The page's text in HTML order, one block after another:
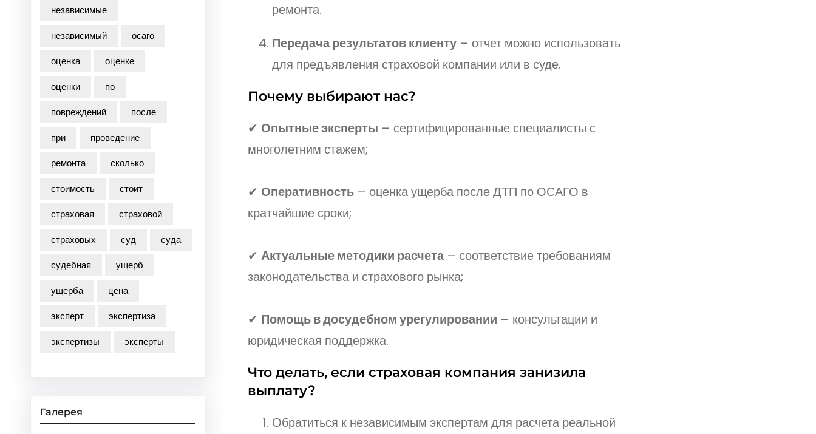
независимые
независимый
осаго
оценка
оценке
оценки
по
повреждений
после
при
проведение
ремонта
сколько
стоимость
стоит
страховая
страховой
страховых
суд
суда
судебная
ущерб
ущерба
цена
эксперт
экспертиза
экспертизы
эксперты
Галерея
ремонта.
Передача результатов клиенту– отчет можно использовать
для предъявления страховой компании или в суде.
Почему выбирают нас?
✔ Опытные эксперты – сертифицированные специалисты с
многолетним стажем;
✔ Оперативность– оценка ущерба после ДТП по ОСАГО в
кратчайшие сроки;
✔ Актуальные методики расчета– соответствие требованиям
законодательства и страхового рынка;
✔ Помощь в досудебном урегулировании – консультации и
юридическая поддержка.
Что делать, если страховая компания занизила
выплату?
Обратиться к независимым экспертам для расчета реальной